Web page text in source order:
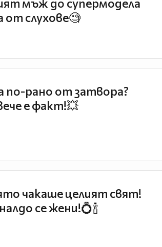
мъж до супермодела
от слухове🧐
по-рано от затвора?
е факт!💥
чакаше целият свят!
се жени!💍🍾